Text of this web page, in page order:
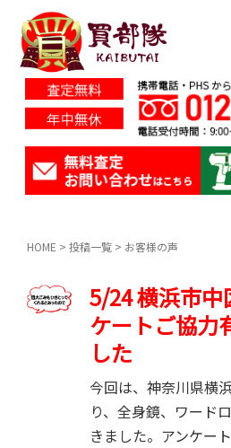
HOME > 投稿一覧 > お客様の声
5/24 横浜市中
ケートご協力
した
今回は、神奈川県横
り、全身鏡、ワード
きました。アンケー